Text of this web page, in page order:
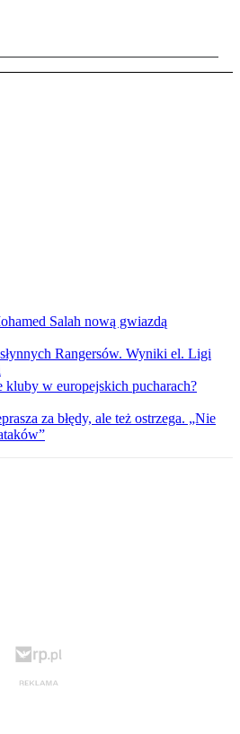
Salah nową gwiazdą
Rangersów. Wyniki el. Ligi
kluby w europejskich pucharach?
za błędy, ale też ostrzega. „Nie